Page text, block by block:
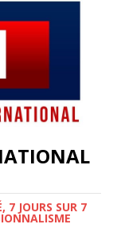
7 JOURS SUR 7